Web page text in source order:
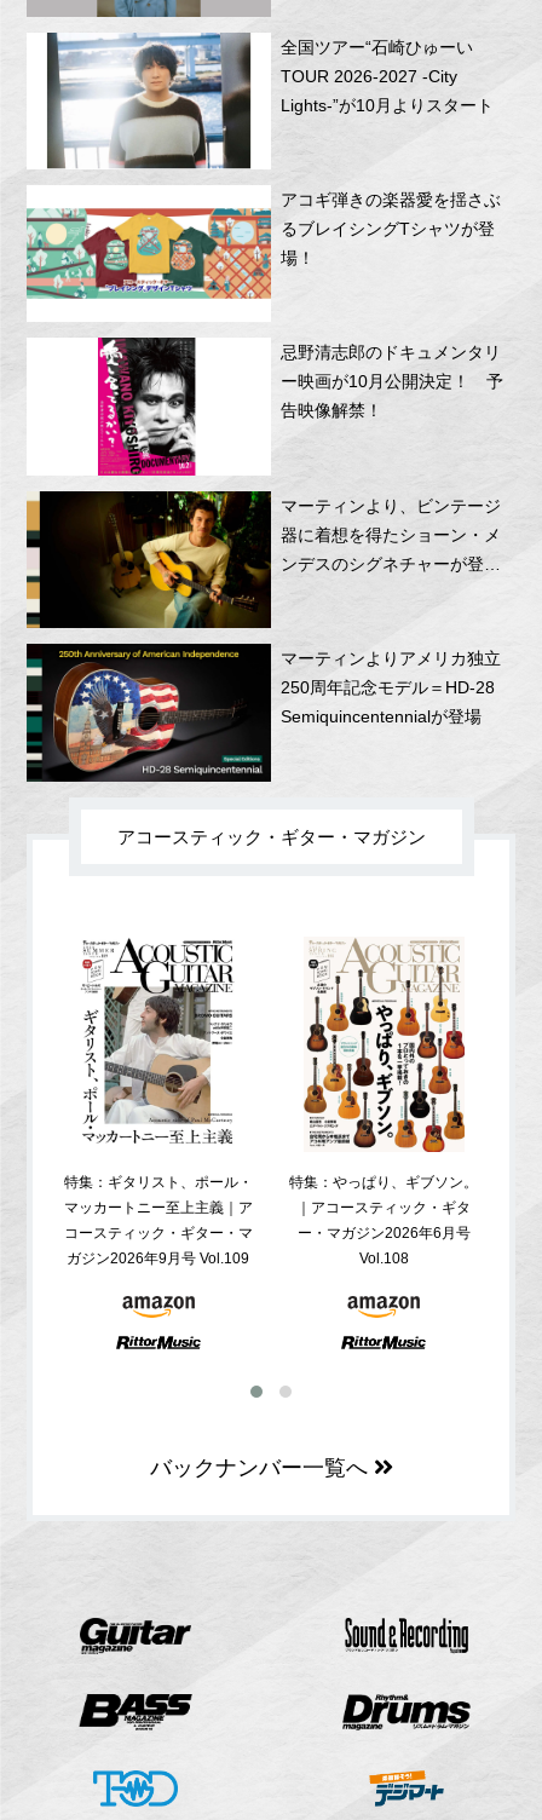
全国ツアー“石崎ひゅーい
TOUR 2026-2027 -City
Lights-”が10月よりスタート
アコギ弾きの楽器愛を揺さぶ
るブレイシングTシャツが登
場！
忌野清志郎のドキュメンタリ
ー映画が10月公開決定！ 予
告映像解禁！
マーティンより、ビンテージ
器に着想を得たショーン・メ
ンデスのシグネチャーが登
マーティンよりアメリカ独立
250周年記念モデル＝HD-28
Semiquincentennialが登場
アコースティック・ギター・マガジン
特集：ギタリスト、ポール・
マッカートニー至上主義｜ア
コースティック・ギター・マ
ガジン2026年9月号 Vol.109
特集：やっぱり、ギブソン。
｜アコースティック・ギタ
ー・マガジン2026年6月号
Vol.108
バックナンバー一覧へ